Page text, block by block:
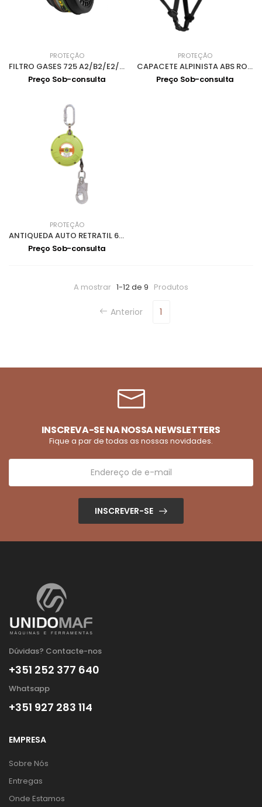
PROTEÇÃO
FILTRO GASES 725 A2/B2/E2/K2 0504027
Preço Sob-consulta
PROTEÇÃO
CAPACETE ALPINISTA ABS ROLDANA COM FRANCALETE 0201006
Preço Sob-consulta
PROTEÇÃO
ANTIQUEDA AUTO RETRATIL 6m 0907001
Preço Sob-consulta
A mostrar 1-12 de 9 Produtos
Anterior 1
INSCREVA-SE NA NOSSA NEWSLETTERS
Fique a par de todas as nossas novidades.
INSCREVER-SE
Dúvidas? Contacte-nos
+351 252 377 640
Whatsapp
+351 927 283 114
EMPRESA
Sobre Nós
Entregas
Onde Estamos